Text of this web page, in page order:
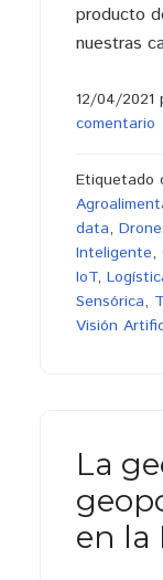
producto
nuestras
12/04/2021
comentario
Etiquetado
data,
Inteligente,
IoT,
Sensórica,
Visión
La
en la